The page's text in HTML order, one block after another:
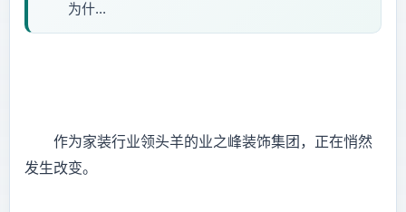
为什...
作为家装行业领头羊的业之峰装饰集团，正在悄然
发生改变。